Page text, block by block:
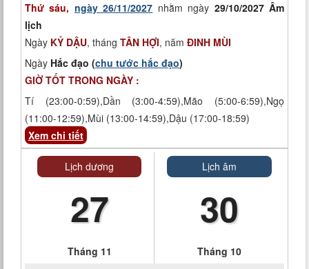
Thứ sáu, ngày 26/11/2027 nhằm ngày 29/10/2027 Âm
lịch
Ngày KỶ DẬU, tháng TÂN HỢI, năm ĐINH MÙI
Ngày Hắc đạo (chu tước hắc đạo)
GIỜ TỐT TRONG NGÀY :
Tí (23:00-0:59),Dần (3:00-4:59),Mão (5:00-6:59),Ngọ
(11:00-12:59),Mùi (13:00-14:59),Dậu (17:00-18:59)
Xem chi tiết
Lịch dương
27
Tháng 11
Lịch âm
30
Tháng 10